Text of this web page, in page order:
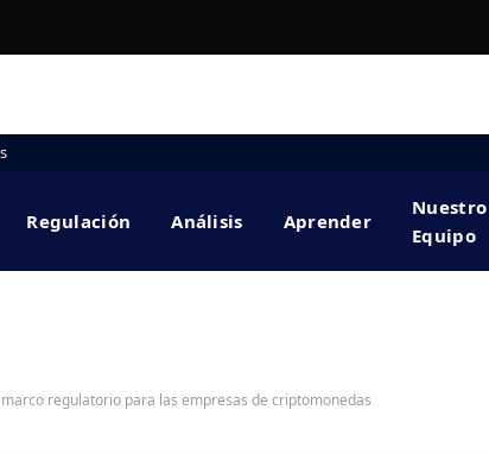
Regulación Análisis Aprender
Nuestro
Equipo
regulatorio para las empresas de criptomonedas